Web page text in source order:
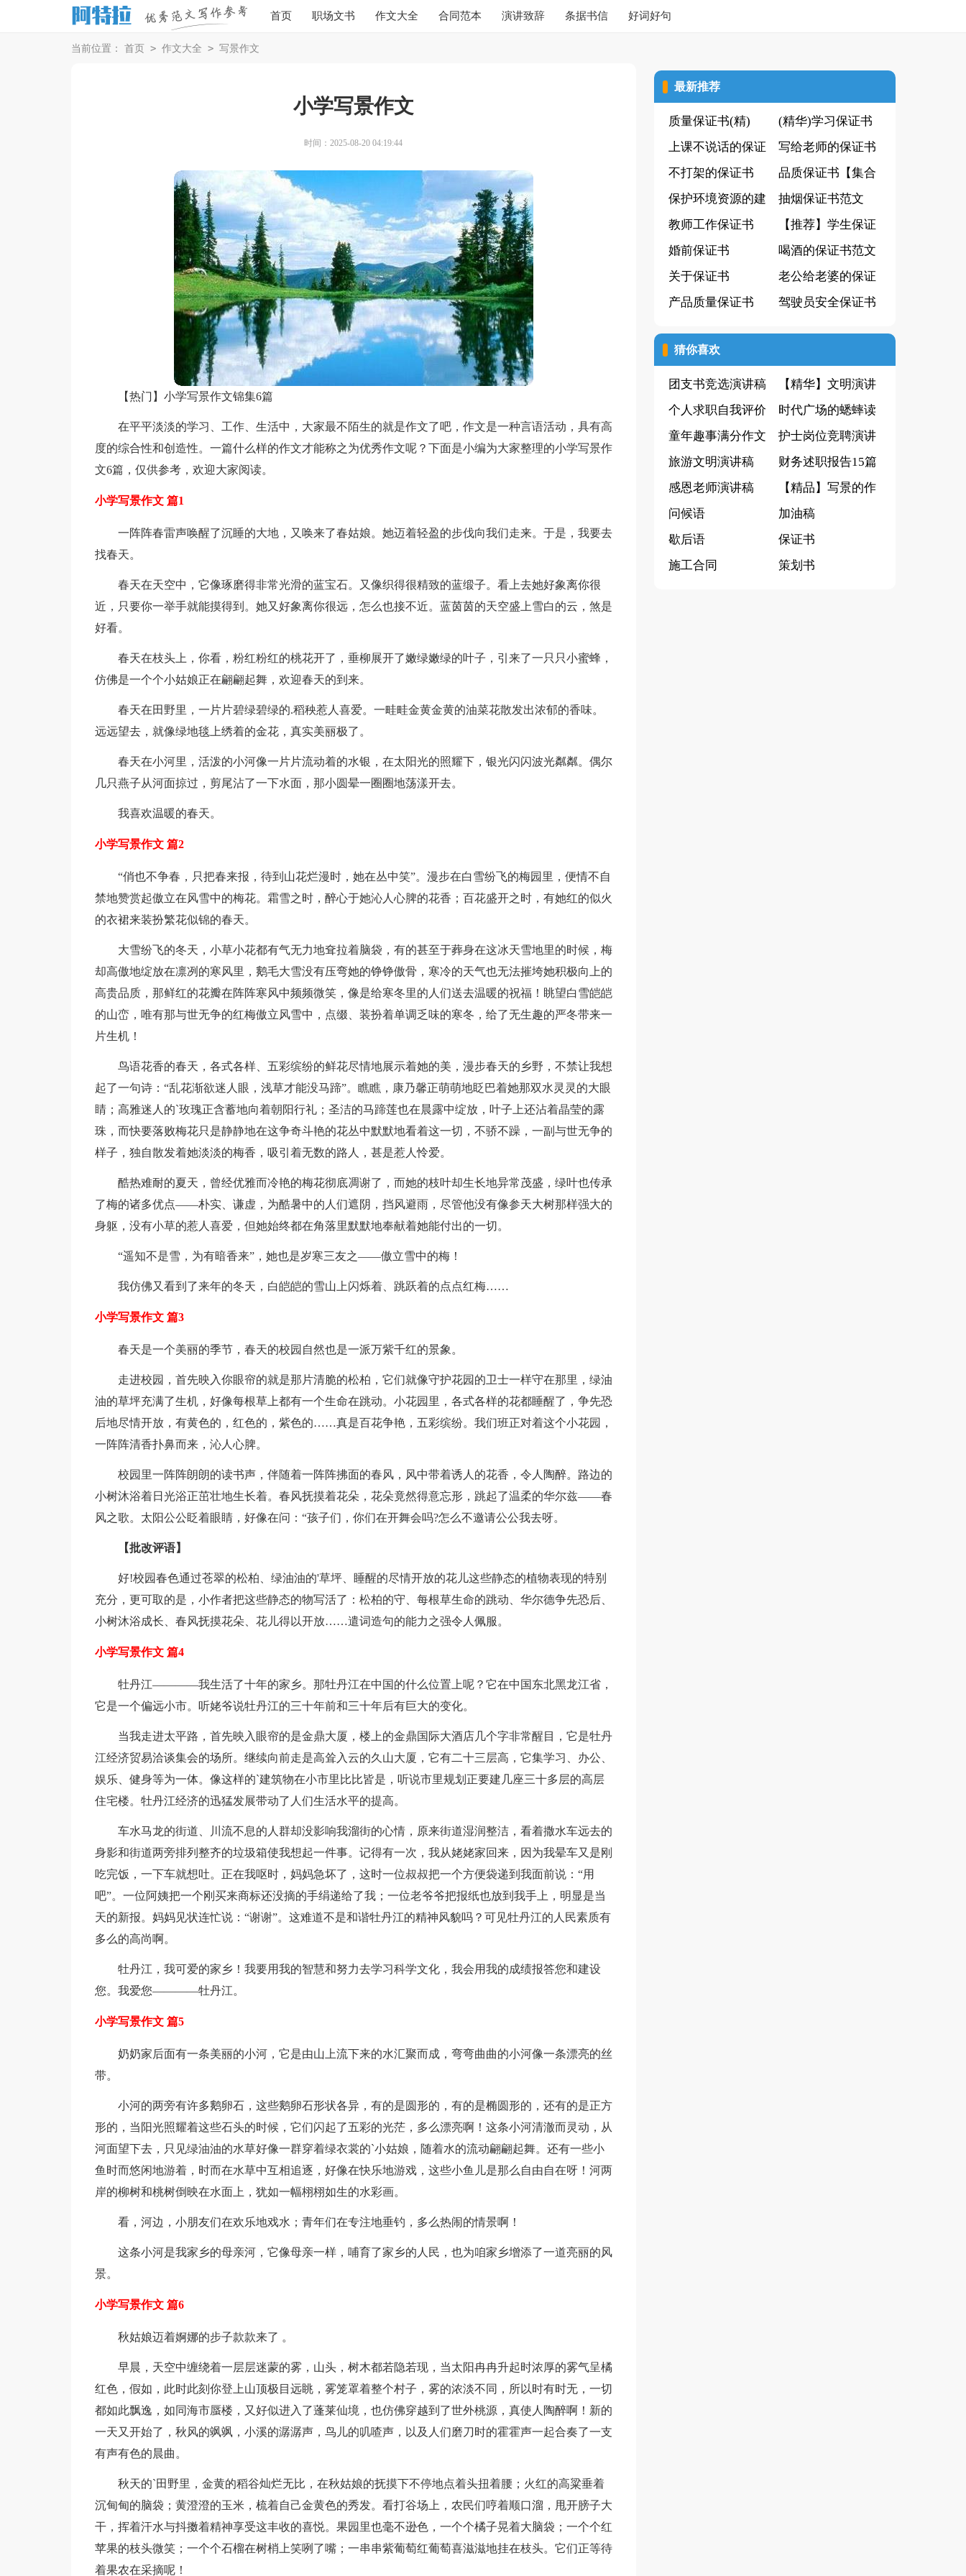
首页 职场文书 作文大全 合同范本 演讲致辞 条据书信 好词好句
当前位置： 首页 > 作文大全 > 写景作文
小学写景作文
时间：2025-08-20 04:19:44
【热门】小学写景作文锦集6篇
在平平淡淡的学习、工作、生活中，大家最不陌生的就是作文了吧，作文是一种言语活动，具有高
度的综合性和创造性。一篇什么样的作文才能称之为优秀作文呢？下面是小编为大家整理的小学写景作
文6篇，仅供参考，欢迎大家阅读。
小学写景作文 篇1
一阵阵春雷声唤醒了沉睡的大地，又唤来了春姑娘。她迈着轻盈的步伐向我们走来。于是，我要去
找春天。
春天在天空中，它像琢磨得非常光滑的蓝宝石。又像织得很精致的蓝缎子。看上去她好象离你很
近，只要你一举手就能摸得到。她又好象离你很远，怎么也接不近。蓝茵茵的天空盛上雪白的云，煞是
好看。
春天在枝头上，你看，粉红粉红的桃花开了，垂柳展开了嫩绿嫩绿的叶子，引来了一只只小蜜蜂，
仿佛是一个个小姑娘正在翩翩起舞，欢迎春天的到来。
春天在田野里，一片片碧绿碧绿的.稻秧惹人喜爱。一畦畦金黄金黄的油菜花散发出浓郁的香味。
远远望去，就像绿地毯上绣着的金花，真实美丽极了。
春天在小河里，活泼的小河像一片片流动着的水银，在太阳光的照耀下，银光闪闪波光粼粼。偶尔
几只燕子从河面掠过，剪尾沾了一下水面，那小圆晕一圈圈地荡漾开去。
我喜欢温暖的春天。
小学写景作文 篇2
“俏也不争春，只把春来报，待到山花烂漫时，她在丛中笑”。漫步在白雪纷飞的梅园里，便情不自
禁地赞赏起傲立在风雪中的梅花。霜雪之时，醉心于她沁人心脾的花香；百花盛开之时，有她红的似火
的衣裙来装扮繁花似锦的春天。
大雪纷飞的冬天，小草小花都有气无力地耷拉着脑袋，有的甚至于葬身在这冰天雪地里的时候，梅
却高傲地绽放在凛冽的寒风里，鹅毛大雪没有压弯她的铮铮傲骨，寒冷的天气也无法摧垮她积极向上的
高贵品质，那鲜红的花瓣在阵阵寒风中频频微笑，像是给寒冬里的人们送去温暖的祝福！眺望白雪皑皑
的山峦，唯有那与世无争的红梅傲立风雪中，点缀、装扮着单调乏味的寒冬，给了无生趣的严冬带来一
片生机！
鸟语花香的春天，各式各样、五彩缤纷的鲜花尽情地展示着她的美，漫步春天的乡野，不禁让我想
起了一句诗：“乱花渐欲迷人眼，浅草才能没马蹄”。瞧瞧，康乃馨正萌萌地眨巴着她那双水灵灵的大眼
睛；高雅迷人的`玫瑰正含蓄地向着朝阳行礼；圣洁的马蹄莲也在晨露中绽放，叶子上还沾着晶莹的露
珠，而快要落败梅花只是静静地在这争奇斗艳的花丛中默默地看着这一切，不骄不躁，一副与世无争的
样子，独自散发着她淡淡的梅香，吸引着无数的路人，甚是惹人怜爱。
酷热难耐的夏天，曾经优雅而冷艳的梅花彻底凋谢了，而她的枝叶却生长地异常茂盛，绿叶也传承
了梅的诸多优点——朴实、谦虚，为酷暑中的人们遮阴，挡风避雨，尽管他没有像参天大树那样强大的
身躯，没有小草的惹人喜爱，但她始终都在角落里默默地奉献着她能付出的一切。
“遥知不是雪，为有暗香来”，她也是岁寒三友之——傲立雪中的梅！
我仿佛又看到了来年的冬天，白皑皑的雪山上闪烁着、跳跃着的点点红梅……
小学写景作文 篇3
春天是一个美丽的季节，春天的校园自然也是一派万紫千红的景象。
走进校园，首先映入你眼帘的就是那片清脆的松柏，它们就像守护花园的卫士一样守在那里，绿油
油的草坪充满了生机，好像每根草上都有一个生命在跳动。小花园里，各式各样的花都睡醒了，争先恐
后地尽情开放，有黄色的，红色的，紫色的……真是百花争艳，五彩缤纷。我们班正对着这个小花园，
一阵阵清香扑鼻而来，沁人心脾。
校园里一阵阵朗朗的读书声，伴随着一阵阵拂面的春风，风中带着诱人的花香，令人陶醉。路边的
小树沐浴着日光浴正茁壮地生长着。春风抚摸着花朵，花朵竟然得意忘形，跳起了温柔的华尔兹——春
风之歌。太阳公公眨着眼睛，好像在问：“孩子们，你们在开舞会吗?怎么不邀请公公我去呀。
【批改评语】
好!校园春色通过苍翠的松柏、绿油油的'草坪、睡醒的尽情开放的花儿这些静态的植物表现的特别
充分，更可取的是，小作者把这些静态的物写活了：松柏的守、每根草生命的跳动、华尔德争先恐后、
小树沐浴成长、春风抚摸花朵、花儿得以开放……遣词造句的能力之强令人佩服。
小学写景作文 篇4
牡丹江————我生活了十年的家乡。那牡丹江在中国的什么位置上呢？它在中国东北黑龙江省，
它是一个偏远小市。听姥爷说牡丹江的三十年前和三十年后有巨大的变化。
当我走进太平路，首先映入眼帘的是金鼎大厦，楼上的金鼎国际大酒店几个字非常醒目，它是牡丹
江经济贸易洽谈集会的场所。继续向前走是高耸入云的久山大厦，它有二十三层高，它集学习、办公、
娱乐、健身等为一体。像这样的`建筑物在小市里比比皆是，听说市里规划正要建几座三十多层的高层
住宅楼。牡丹江经济的迅猛发展带动了人们生活水平的提高。
车水马龙的街道、川流不息的人群却没影响我溜街的心情，原来街道湿润整洁，看着撒水车远去的
身影和街道两旁排列整齐的垃圾箱使我想起一件事。记得有一次，我从姥姥家回来，因为我晕车又是刚
吃完饭，一下车就想吐。正在我呕时，妈妈急坏了，这时一位叔叔把一个方便袋递到我面前说：“用
吧”。一位阿姨把一个刚买来商标还没摘的手绢递给了我；一位老爷爷把报纸也放到我手上，明显是当
天的新报。妈妈见状连忙说：“谢谢”。这难道不是和谐牡丹江的精神风貌吗？可见牡丹江的人民素质有
多么的高尚啊。
牡丹江，我可爱的家乡！我要用我的智慧和努力去学习科学文化，我会用我的成绩报答您和建设
您。我爱您————牡丹江。
小学写景作文 篇5
奶奶家后面有一条美丽的小河，它是由山上流下来的水汇聚而成，弯弯曲曲的小河像一条漂亮的丝
带。
小河的两旁有许多鹅卵石，这些鹅卵石形状各异，有的是圆形的，有的是椭圆形的，还有的是正方
形的，当阳光照耀着这些石头的时候，它们闪起了五彩的光茫，多么漂亮啊！这条小河清澈而灵动，从
河面望下去，只见绿油油的水草好像一群穿着绿衣裳的`小姑娘，随着水的流动翩翩起舞。还有一些小
鱼时而悠闲地游着，时而在水草中互相追逐，好像在快乐地游戏，这些小鱼儿是那么自由自在呀！河两
岸的柳树和桃树倒映在水面上，犹如一幅栩栩如生的水彩画。
看，河边，小朋友们在欢乐地戏水；青年们在专注地垂钓，多么热闹的情景啊！
这条小河是我家乡的母亲河，它像母亲一样，哺育了家乡的人民，也为咱家乡增添了一道亮丽的风
景。
小学写景作文 篇6
秋姑娘迈着婀娜的步子款款来了 。
早晨，天空中缠绕着一层层迷蒙的雾，山头，树木都若隐若现，当太阳冉冉升起时浓厚的雾气呈橘
红色，假如，此时此刻你登上山顶极目远眺，雾笼罩着整个村子，雾的浓淡不同，所以时有时无，一切
都如此飘逸，如同海市蜃楼，又好似进入了蓬莱仙境，也仿佛穿越到了世外桃源，真使人陶醉啊！新的
一天又开始了，秋风的飒飒，小溪的潺潺声，鸟儿的叽喳声，以及人们磨刀时的霍霍声一起合奏了一支
有声有色的晨曲。
秋天的`田野里，金黄的稻谷灿烂无比，在秋姑娘的抚摸下不停地点着头扭着腰；火红的高粱垂着
沉甸甸的脑袋；黄澄澄的玉米，梳着自己金黄色的秀发。看打谷场上，农民们哼着顺口溜，甩开膀子大
干，挥着汗水与抖擞着精神享受这丰收的喜悦。果园里也毫不逊色，一个个橘子晃着大脑袋；一个个红
苹果的枝头微笑；一个个石榴在树梢上笑咧了嘴；一串串紫葡萄红葡萄喜滋滋地挂在枝头。它们正等待
着果农在采摘呢！
最新推荐
质量保证书(精)
(精华)学习保证书
上课不说话的保证
书范文
写给老师的保证书
(实用)
不打架的保证书
品质保证书【集合
15篇】
保护环境资源的建
议书(15篇)
抽烟保证书范文
教师工作保证书
【推荐】学生保证
书
婚前保证书
喝酒的保证书范文
14篇
关于保证书
老公给老婆的保证
书
产品质量保证书
驾驶员安全保证书
猜你喜欢
团支书竞选演讲稿
15篇
【精华】文明演讲
稿四篇
个人求职自我评价
15篇
时代广场的蟋蟀读
后感(15篇)
童年趣事满分作文
汇总5篇
护士岗位竞聘演讲
稿
旅游文明演讲稿
财务述职报告15篇
感恩老师演讲稿
【推荐】
【精品】写景的作
文汇总八篇
问候语
加油稿
歇后语
保证书
施工合同
策划书